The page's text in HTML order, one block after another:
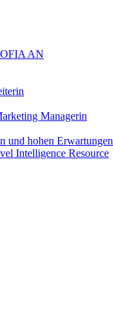
AN
Managerin
und hohen Erwartungen
Intelligence Resource